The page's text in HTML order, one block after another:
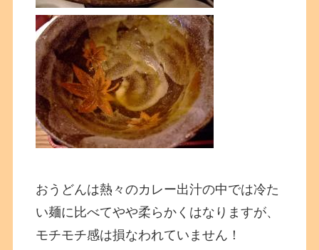
おうどんは熱々のカレー出汁の中では冷た
い麺に比べてやや柔らかくはなりますが、
モチモチ感は損なわれていません！